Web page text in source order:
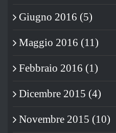
Giugno 2016 (5)
Maggio 2016 (11)
Febbraio 2016 (1)
Dicembre 2015 (4)
Novembre 2015 (10)